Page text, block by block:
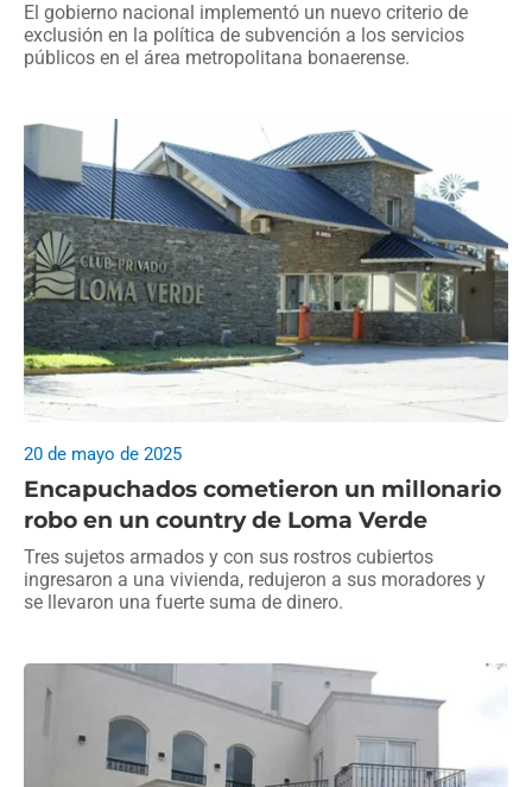
El gobierno nacional implementó un nuevo criterio de
exclusión en la política de subvención a los servicios
públicos en el área metropolitana bonaerense.
Encapuchados cometieron un millonario
robo en un country de Loma Verde
20 de mayo de 2025
Tres sujetos armados y con sus rostros cubiertos
ingresaron a una vivienda, redujeron a sus moradores y
se llevaron una fuerte suma de dinero.